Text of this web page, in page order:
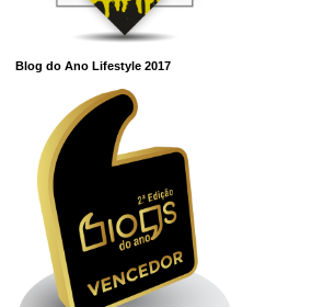
Blog do Ano Lifestyle 2017